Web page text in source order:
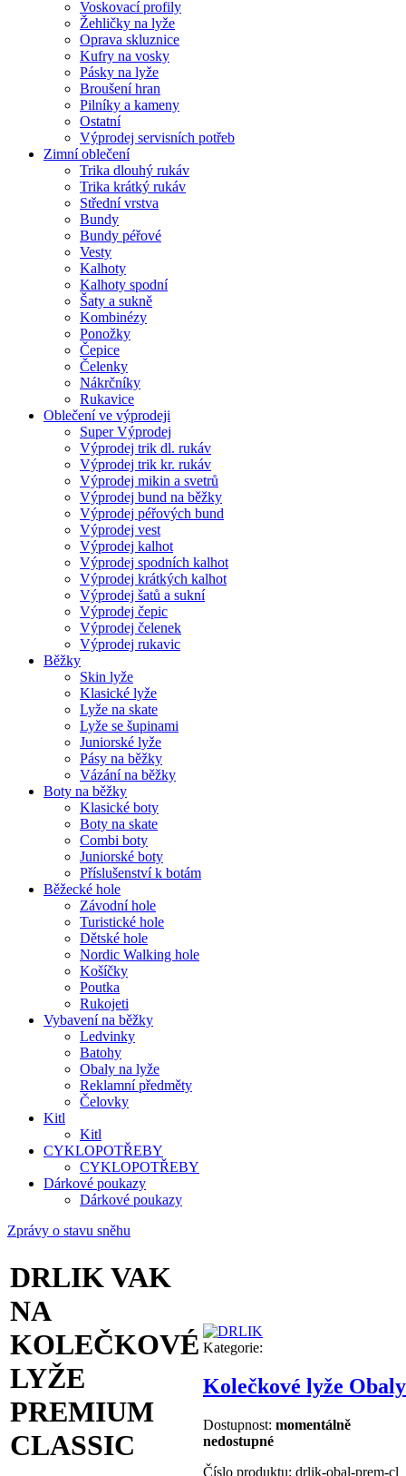
Voskovací profily
Žehličky na lyže
Oprava skluznice
Kufry na vosky
Pásky na lyže
Broušení hran
Pilníky a kameny
Ostatní
Výprodej servisních potřeb
Zimní oblečení
Trika dlouhý rukáv
Trika krátký rukáv
Střední vrstva
Bundy
Bundy péřové
Vesty
Kalhoty
Kalhoty spodní
Šaty a sukně
Kombinézy
Ponožky
Čepice
Čelenky
Nákrčníky
Rukavice
Oblečení ve výprodeji
Super Výprodej
Výprodej trik dl. rukáv
Výprodej trik kr. rukáv
Výprodej mikin a svetrů
Výprodej bund na běžky
Výprodej péřových bund
Výprodej vest
Výprodej kalhot
Výprodej spodních kalhot
Výprodej krátkých kalhot
Výprodej šatů a sukní
Výprodej čepic
Výprodej čelenek
Výprodej rukavic
Běžky
Skin lyže
Klasické lyže
Lyže na skate
Lyže se šupinami
Juniorské lyže
Pásy na běžky
Vázání na běžky
Boty na běžky
Klasické boty
Boty na skate
Combi boty
Juniorské boty
Příslušenství k botám
Běžecké hole
Závodní hole
Turistické hole
Dětské hole
Nordic Walking hole
Košíčky
Poutka
Rukojeti
Vybavení na běžky
Ledvinky
Batohy
Obaly na lyže
Reklamní předměty
Čelovky
Kitl
Kitl
CYKLOPOTŘEBY
CYKLOPOTŘEBY
Dárkové poukazy
Dárkové poukazy
Zprávy o stavu sněhu
DRLIK VAK
NA
KOLEČKOVÉ
LYŽE
PREMIUM
CLASSIC
Kategorie:
Kolečkové lyže Obaly
Dostupnost: momentálně
nedostupné
Číslo produktu: drlik-obal-prem-cl